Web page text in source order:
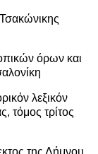
όρων και
λεξικόν
τόμος τρίτος
της Λήμνου,